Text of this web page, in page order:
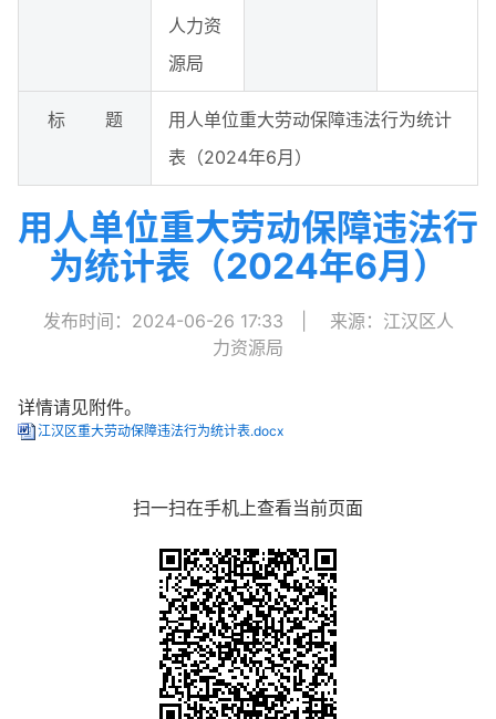
人力资
源局
标 题
用人单位重大劳动保障违法行为统计
表（2024年6月）
用人单位重大劳动保障违法行
为统计表（2024年6月）
发布时间：2024-06-26 17:33
来源：江汉区人
力资源局
详情请见附件。
江汉区重大劳动保障违法行为统计表.docx
扫一扫在手机上查看当前页面